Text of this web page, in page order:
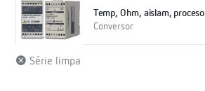
Temp, Ohm, aislam, proceso
Conversor
Série limpa